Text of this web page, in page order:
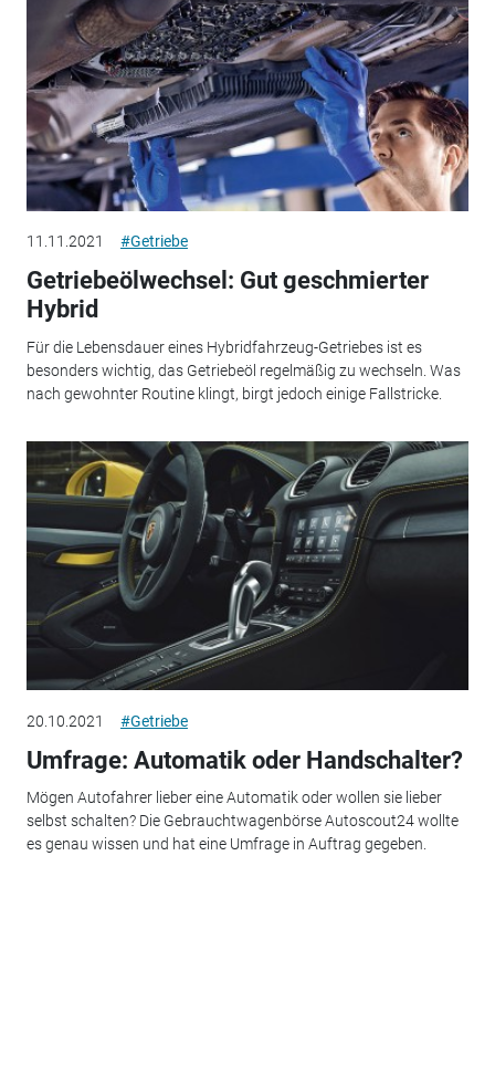
11.11.2021 #Getriebe
Getriebeölwechsel: Gut geschmierter
Hybrid
Für die Lebensdauer eines Hybridfahrzeug-Getriebes ist es
besonders wichtig, das Getriebeöl regelmäßig zu wechseln. Was
nach gewohnter Routine klingt, birgt jedoch einige Fallstricke.
20.10.2021 #Getriebe
Umfrage: Automatik oder Handschalter?
Mögen Autofahrer lieber eine Automatik oder wollen sie lieber
selbst schalten? Die Gebrauchtwagenbörse Autoscout24 wollte
es genau wissen und hat eine Umfrage in Auftrag gegeben.